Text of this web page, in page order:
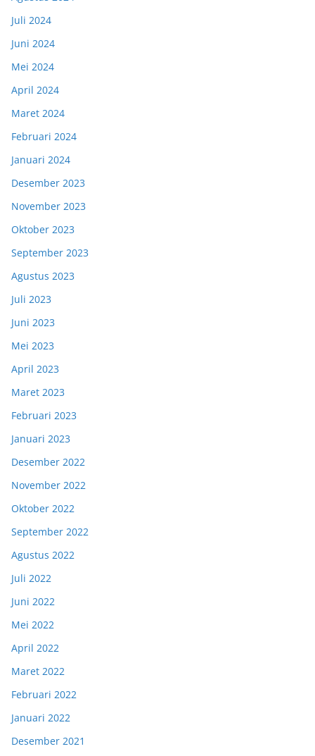
Juli 2024
Juni 2024
Mei 2024
April 2024
Maret 2024
Februari 2024
Januari 2024
Desember 2023
November 2023
Oktober 2023
September 2023
Agustus 2023
Juli 2023
Juni 2023
Mei 2023
April 2023
Maret 2023
Februari 2023
Januari 2023
Desember 2022
November 2022
Oktober 2022
September 2022
Agustus 2022
Juli 2022
Juni 2022
Mei 2022
April 2022
Maret 2022
Februari 2022
Januari 2022
Desember 2021